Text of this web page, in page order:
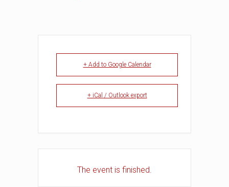
+ Add to Google Calendar
+ iCal / Outlook export
The event is finished.